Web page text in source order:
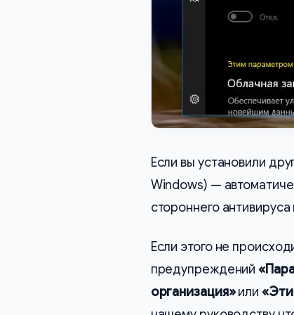
Если вы установили
Windows) —
стороннего
Если этого не
предупреждений
организация»или